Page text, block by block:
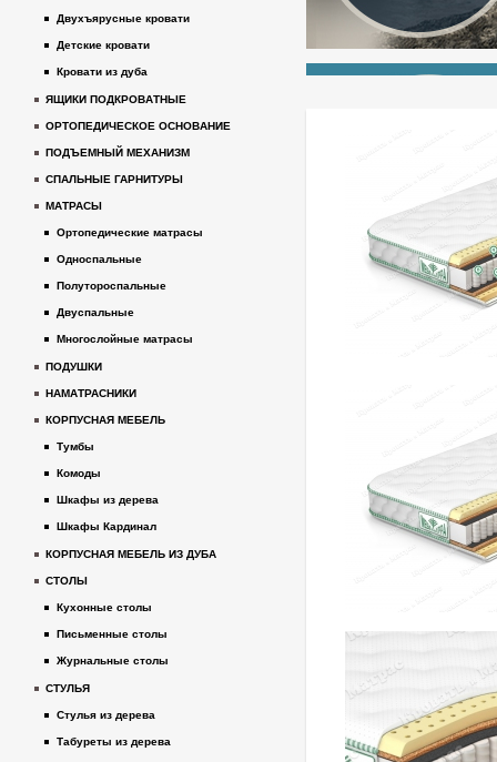
Двухъярусные кровати
Детские кровати
Кровати из дуба
ЯЩИКИ ПОДКРОВАТНЫЕ
ОРТОПЕДИЧЕСКОЕ ОСНОВАНИЕ
ПОДЪЕМНЫЙ МЕХАНИЗМ
СПАЛЬНЫЕ ГАРНИТУРЫ
МАТРАСЫ
Ортопедические матрасы
Односпальные
Полутороспальные
Двуспальные
Многослойные матрасы
ПОДУШКИ
НАМАТРАСНИКИ
КОРПУСНАЯ МЕБЕЛЬ
Тумбы
Комоды
Шкафы из дерева
Шкафы Кардинал
КОРПУСНАЯ МЕБЕЛЬ ИЗ ДУБА
СТОЛЫ
Кухонные столы
Письменные столы
Журнальные столы
СТУЛЬЯ
Стулья из дерева
Табуреты из дерева